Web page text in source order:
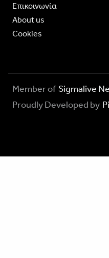
Επικοινωνία
About us
Cookies
Member of Sigmalive
Proudly Developed by